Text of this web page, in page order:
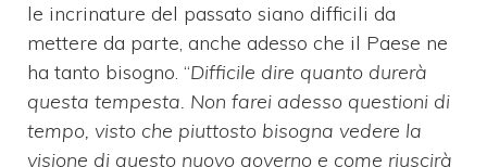
le incrinature del passato siano difficili da
mettere da parte, anche adesso che il Paese ne
ha tanto bisogno. “Difficile dire quanto durerà
questa tempesta. Non farei adesso questioni di
tempo, visto che piuttosto bisogna vedere la
visione di questo nuovo governo e come riuscirà